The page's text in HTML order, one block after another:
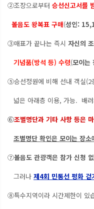
②조장으로부터 승선신고서를
볼음도 왕복표 구매(성인:
③매표가 끝나는 즉시 자신의
기념품(방석 등) 수령(모이는
⑤승선정원에 비해 선내 객실(2
넓은 아래층 이용, 가능. 배
⑥조별명단과 기타 사항 등은
조별명단 확인은 모이는 장
⑦볼음도 관광객은 참가 신청
그러나 제4회 민통선 평화 걷
⑧특수지역이라 시간제한이 있